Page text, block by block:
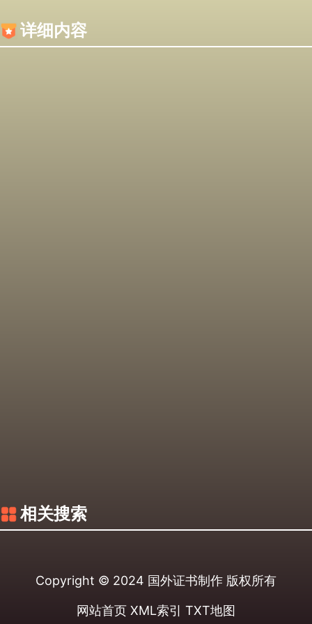
详细内容
相关搜索
Copyright © 2024 国外证书制作 版权所有
网站首页 XML索引 TXT地图